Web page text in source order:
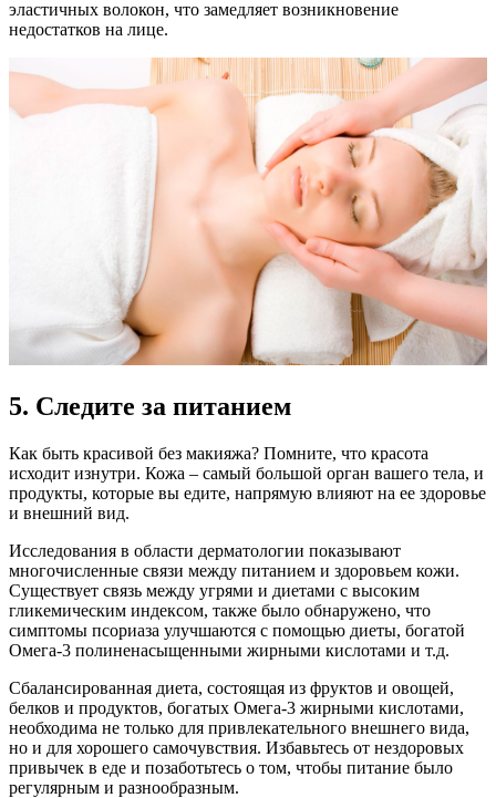
эластичных волокон, что замедляет возникновение
недостатков на лице.
5. Следите за питанием
Как быть красивой без макияжа? Помните, что красота
исходит изнутри. Кожа – самый большой орган вашего тела, и
продукты, которые вы едите, напрямую влияют на ее здоровье
и внешний вид.
Исследования в области дерматологии показывают
многочисленные связи между питанием и здоровьем кожи.
Существует связь между угрями и диетами с высоким
гликемическим индексом, также было обнаружено, что
симптомы псориаза улучшаются с помощью диеты, богатой
Омега-3 полиненасыщенными жирными кислотами и т.д.
Сбалансированная диета, состоящая из фруктов и овощей,
белков и продуктов, богатых Омега-3 жирными кислотами,
необходима не только для привлекательного внешнего вида,
но и для хорошего самочувствия. Избавьтесь от нездоровых
привычек в еде и позаботьтесь о том, чтобы питание было
регулярным и разнообразным.